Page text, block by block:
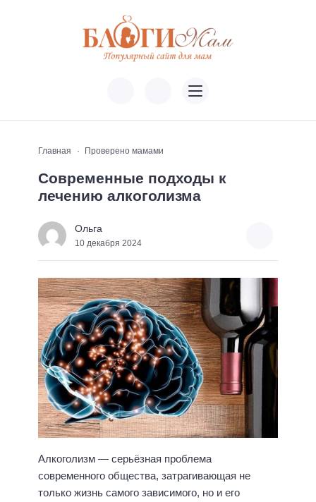
Главная Проверено мамами
Современные подходы к
лечению алкоголизма
Ольга
10 декабря 2024
Алкоголизм — серьёзная проблема
современного общества, затрагивающая не
только жизнь самого зависимого, но и его